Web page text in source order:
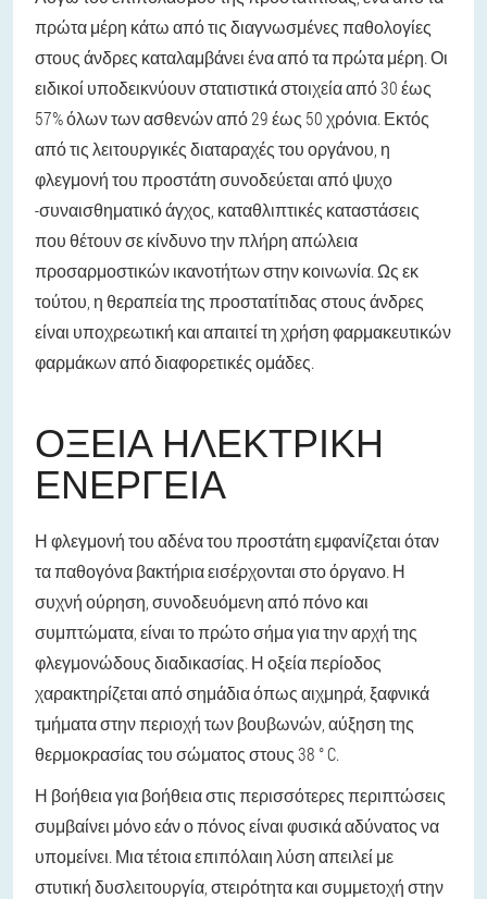
πρώτα μέρη κάτω από τις διαγνωσμένες παθολογίες
στους άνδρες καταλαμβάνει ένα από τα πρώτα μέρη. Οι
ειδικοί υποδεικνύουν στατιστικά στοιχεία από 30 έως
57% όλων των ασθενών από 29 έως 50 χρόνια. Εκτός
από τις λειτουργικές διαταραχές του οργάνου, η
φλεγμονή του προστάτη συνοδεύεται από ψυχο
-συναισθηματικό άγχος, καταθλιπτικές καταστάσεις
που θέτουν σε κίνδυνο την πλήρη απώλεια
προσαρμοστικών ικανοτήτων στην κοινωνία. Ως εκ
τούτου, η θεραπεία της προστατίτιδας στους άνδρες
είναι υποχρεωτική και απαιτεί τη χρήση φαρμακευτικών
φαρμάκων από διαφορετικές ομάδες.
ΟΞΕΊΑ ΗΛΕΚΤΡΙΚΉ
ΕΝΈΡΓΕΙΑ
Η φλεγμονή του αδένα του προστάτη εμφανίζεται όταν
τα παθογόνα βακτήρια εισέρχονται στο όργανο. Η
συχνή ούρηση, συνοδευόμενη από πόνο και
συμπτώματα, είναι το πρώτο σήμα για την αρχή της
φλεγμονώδους διαδικασίας. Η οξεία περίοδος
χαρακτηρίζεται από σημάδια όπως αιχμηρά, ξαφνικά
τμήματα στην περιοχή των βουβωνών, αύξηση της
θερμοκρασίας του σώματος στους 38 ° C.
Η βοήθεια για βοήθεια στις περισσότερες περιπτώσεις
συμβαίνει μόνο εάν ο πόνος είναι φυσικά αδύνατος να
υπομείνει. Μια τέτοια επιπόλαιη λύση απειλεί με
στυτική δυσλειτουργία, στειρότητα και συμμετοχή στην